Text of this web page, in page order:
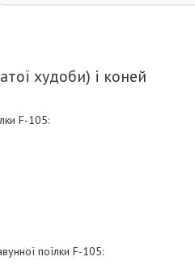
худоби) і коней
F-105:
поїлки F-105: